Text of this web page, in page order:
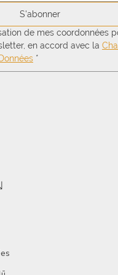
S'abonner
de mes coordonnées
en accord avec la
*